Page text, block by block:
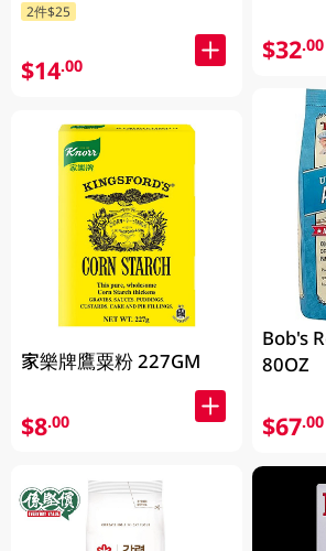
2件$25
$14.00
家樂牌鷹粟粉 227GM
$8.00
$32.00
Bob's
80OZ
$67.00